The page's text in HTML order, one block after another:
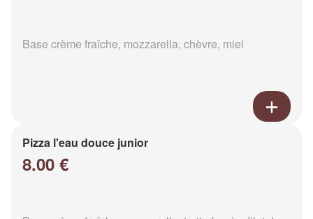
Base crème fraîche, mozzarella, chèvre, miel
Pizza l'eau douce junior
8.00 €